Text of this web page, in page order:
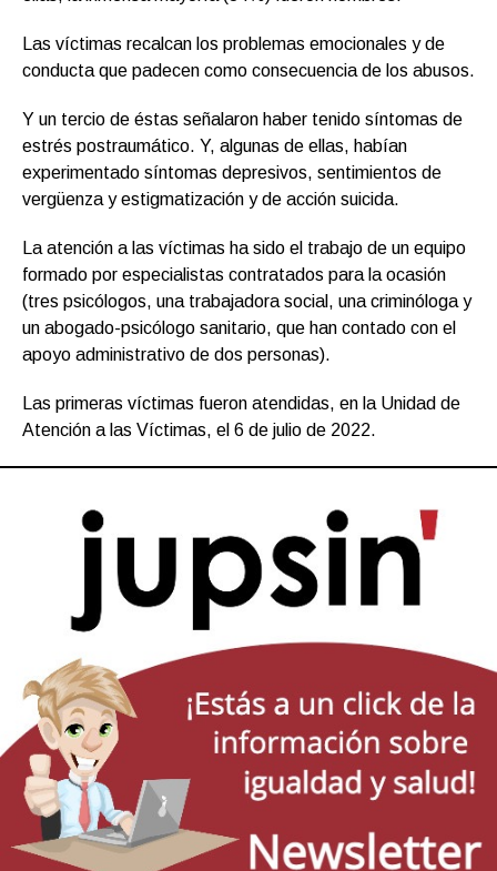
Las víctimas recalcan los problemas emocionales y de
conducta que padecen como consecuencia de los abusos.
Y un tercio de éstas señalaron haber tenido síntomas de
estrés postraumático. Y, algunas de ellas, habían
experimentado síntomas depresivos, sentimientos de
vergüenza y estigmatización y de acción suicida.
La atención a las víctimas ha sido el trabajo de un equipo
formado por especialistas contratados para la ocasión
(tres psicólogos, una trabajadora social, una criminóloga y
un abogado-psicólogo sanitario, que han contado con el
apoyo administrativo de dos personas).
Las primeras víctimas fueron atendidas, en la Unidad de
Atención a las Víctimas, el 6 de julio de 2022.